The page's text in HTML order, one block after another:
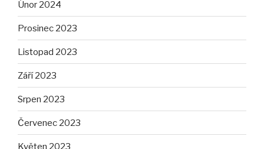
Únor 2024
Prosinec 2023
Listopad 2023
Září 2023
Srpen 2023
Červenec 2023
Květen 2023